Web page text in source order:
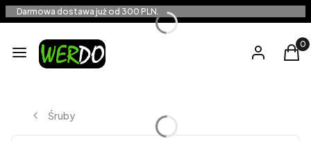
Darmowa dostawa już od 300 PLN.
Menu Zaloguj się
Śruby